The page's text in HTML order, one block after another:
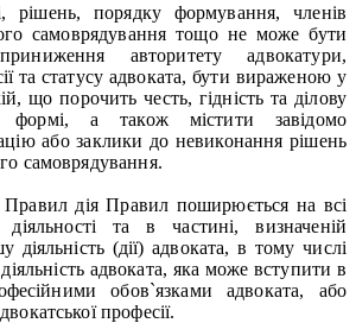
рішень, порядку формування, членів
самоврядування тощо не може бути
авторитету адвокатури,
та статусу адвоката, бути вираженою у
що порочить честь, гідність та ділову
формі, а також містити завідомо
або заклики до невиконання рішень
самоврядування.
Правил дія Правил поширюється на всі
діяльності та в частині, визначеній
(дії) адвоката, в тому числі
адвоката, яка може вступити в
обов`язками адвоката, або
професії.